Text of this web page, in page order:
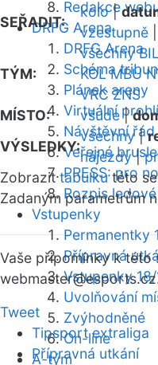
Redakce
DRFG Arena
DRFG Arena
Schéma tribun
Plánek areny
Virtuální
Návštěvní řád
Veřejné
PRESS: pro
Rozpis
Vstupenky
Permanentky
Přípravná
Vstupenky 18/
Uvolňování
Zvýhodněné
On-line
A-tým
SEŘADIT:
kolo|
vzestupně
TÝM:
všechny BIL
KOL MBU
VRC ZNS
MÍSTO:
všude|
VÝSLEDKY:
všechny|
nájezdy|
Zobrazittabulkutéto
Zadaným parametrům
Vaše připomínky k této
webmaster
Tweet
Tipsport extraliga
Přípravná utkání